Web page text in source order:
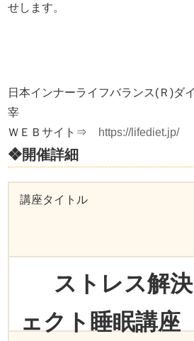
せします。
日本インナーライフバランス(Ｒ)ダ
宰
ＷＥＢサイト⇒
https://lifediet.jp/
❖開催詳細
講座タイトル
ストレス解
ェクト睡眠講座